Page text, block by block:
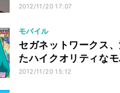
2012/11/20 17:07
モバイル
セガネットワークス
たハイクオリティな
2012/11/20 15:12